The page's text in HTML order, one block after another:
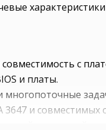
с
и платы.
многопоточные
3647 и совместимых